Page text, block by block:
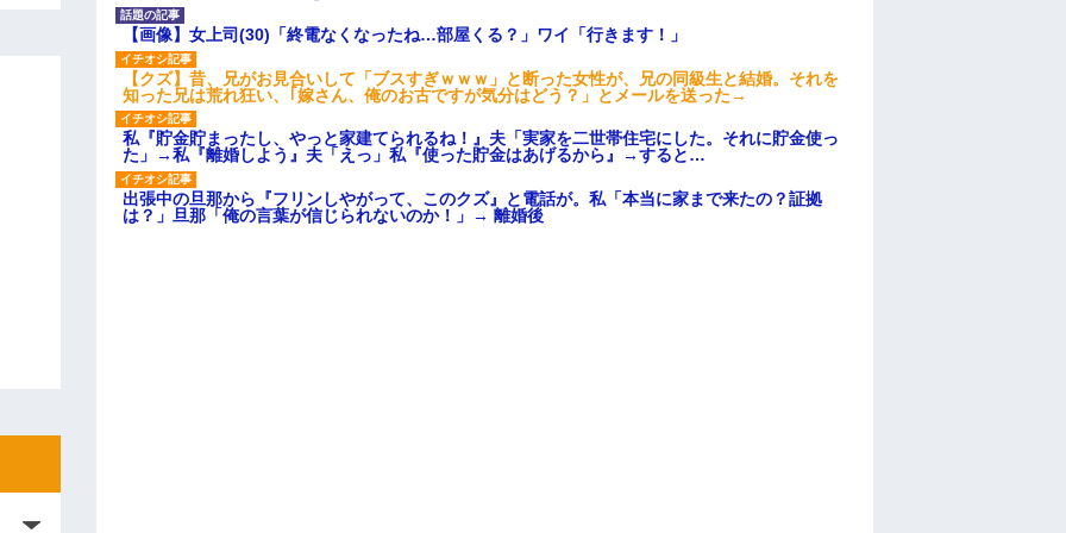
【画像】女上司(30)「終電なくなったね…部屋くる？」ワイ「行きます！」
【クズ】昔、兄がお見合いして「ブスすぎｗｗｗ」と断った女性が、兄の同級生と結婚。それを
知った兄は荒れ狂い、｢嫁さん、俺のお古ですが気分はどう？」とメールを送った→
私『貯金貯まったし、やっと家建てられるね！』夫「実家を二世帯住宅にした。それに貯金使っ
た」→私『離婚しよう』夫「えっ」私『使った貯金はあげるから』→すると…
出張中の旦那から『フリンしやがって、このクズ』と電話が。私「本当に家まで来たの？証拠
は？」旦那「俺の言葉が信じられないのか！」→ 離婚後